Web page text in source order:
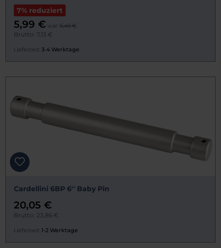
7% reduziert
5,99 € war: 6,45 €
Brutto: 7,13 €
Lieferzeit: 3-4 Werktage
Cardellini 6BP 6'' Baby Pin
20,05 €
Brutto: 23,86 €
Lieferzeit: 1-2 Werktage